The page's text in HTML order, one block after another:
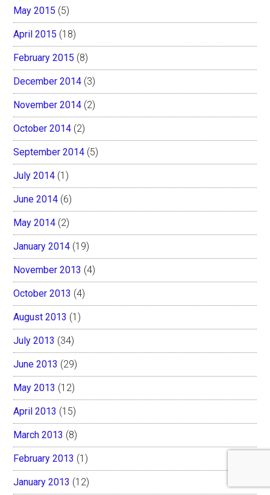
May 2015 (5)
April 2015 (18)
February 2015 (8)
December 2014 (3)
November 2014 (2)
October 2014 (2)
September 2014 (5)
July 2014 (1)
June 2014 (6)
May 2014 (2)
January 2014 (19)
November 2013 (4)
October 2013 (4)
August 2013 (1)
July 2013 (34)
June 2013 (29)
May 2013 (12)
April 2013 (15)
March 2013 (8)
February 2013 (1)
January 2013 (12)